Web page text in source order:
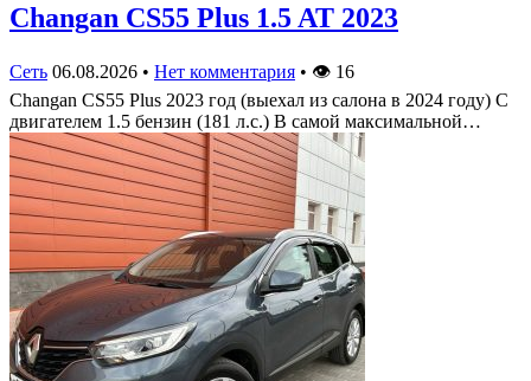
Changan CS55 Plus 1.5 AT 2023
Сеть 06.08.2026 • Нет комментария • 👁 16
Changan CS55 Plus 2023 год (выехал из салона в 2024 году) С
двигателем 1.5 бензин (181 л.с.) В самой максимальной…